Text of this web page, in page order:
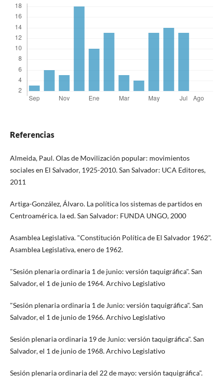
Referencias
Almeida, Paul. Olas de Movilización popular: movimientos
sociales en El Salvador, 1925-2010. San Salvador: UCA Editores,
2011
Artiga-González, Álvaro. La política los sistemas de partidos en
Centroamérica. la ed. San Salvador: FUNDA UNGO, 2000
Asamblea Legislativa. "Constitución Política de El Salvador 1962".
Asamblea Legislativa, enero de 1962.
"Sesión plenaria ordinaria 1 de junio: versión taquigráfica". San
Salvador, el 1 de junio de 1964. Archivo Legislativo
"Sesión plenaria ordinaria 1 de Junio: versión taquigráfica". San
Salvador, el 1 de junio de 1966. Archivo Legislativo
Sesión plenaria ordinaria 19 de Junio: versión taquigráfica". San
Salvador, el 1 de junio de 1968. Archivo Legislativo
Sesión plenaria ordinaria del 22 de mayo: versión taquigráfica".